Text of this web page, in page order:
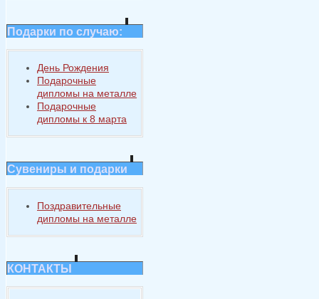
Подарки по случаю:
День Рождения
Подарочные
дипломы на металле
Подарочные
дипломы к 8 марта
Сувениры и подарки
Поздравительные
дипломы на металле
КОНТАКТЫ